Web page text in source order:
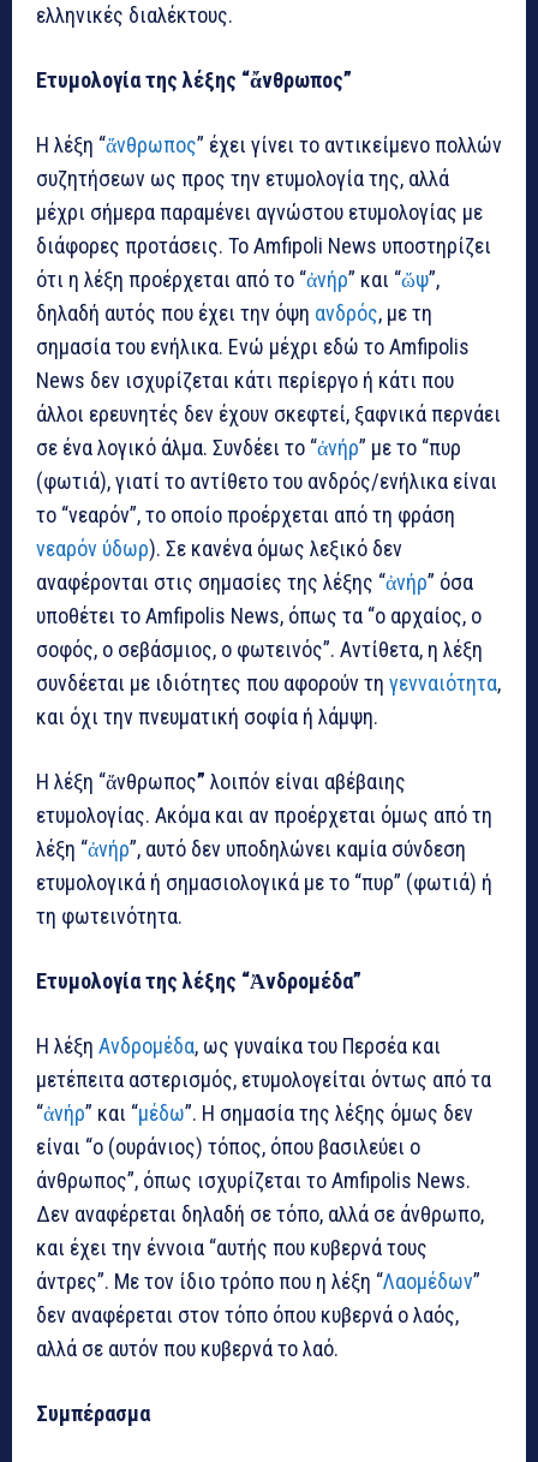
ελληνικές διαλέκτους.
Ετυμολογία της λέξης “ἄνθρωπος”
Η λέξη “ἄνθρωπος” έχει γίνει το αντικείμενο πολλών
συζητήσεων ως προς την ετυμολογία της, αλλά
μέχρι σήμερα παραμένει αγνώστου ετυμολογίας με
διάφορες προτάσεις. Το Amfipoli News υποστηρίζει
ότι η λέξη προέρχεται από το “ἀνήρ” και “ὤψ”,
δηλαδή αυτός που έχει την όψη ανδρός, με τη
σημασία του ενήλικα. Ενώ μέχρι εδώ το Amfipolis
News δεν ισχυρίζεται κάτι περίεργο ή κάτι που
άλλοι ερευνητές δεν έχουν σκεφτεί, ξαφνικά περνάει
σε ένα λογικό άλμα. Συνδέει το “ἀνήρ” με το “πυρ
(φωτιά), γιατί το αντίθετο του ανδρός/ενήλικα είναι
το “νεαρόν”, το οποίο προέρχεται από τη φράση
νεαρόν ύδωρ). Σε κανένα όμως λεξικό δεν
αναφέρονται στις σημασίες της λέξης “ἀνήρ” όσα
υποθέτει το Amfipolis News, όπως τα “ο αρχαίος, ο
σοφός, ο σεβάσμιος, ο φωτεινός”. Αντίθετα, η λέξη
συνδέεται με ιδιότητες που αφορούν τη γενναιότητα,
και όχι την πνευματική σοφία ή λάμψη.
Η λέξη “ἄνθρωπος” λοιπόν είναι αβέβαιης
ετυμολογίας. Ακόμα και αν προέρχεται όμως από τη
λέξη “ἀνήρ”, αυτό δεν υποδηλώνει καμία σύνδεση
ετυμολογικά ή σημασιολογικά με το “πυρ” (φωτιά) ή
τη φωτεινότητα.
Ετυμολογία της λέξης “Ἀνδρομέδα”
H λέξη Ανδρομέδα, ως γυναίκα του Περσέα και
μετέπειτα αστερισμός, ετυμολογείται όντως από τα
“ἀνήρ” και “μέδω”. Η σημασία της λέξης όμως δεν
είναι “ο (ουράνιος) τόπος, όπου βασιλεύει ο
άνθρωπος”, όπως ισχυρίζεται το Amfipolis News.
Δεν αναφέρεται δηλαδή σε τόπο, αλλά σε άνθρωπο,
και έχει την έννοια “αυτής που κυβερνά τους
άντρες”. Με τον ίδιο τρόπο που η λέξη “Λαομέδων”
δεν αναφέρεται στον τόπο όπου κυβερνά ο λαός,
αλλά σε αυτόν που κυβερνά το λαό.
Συμπέρασμα